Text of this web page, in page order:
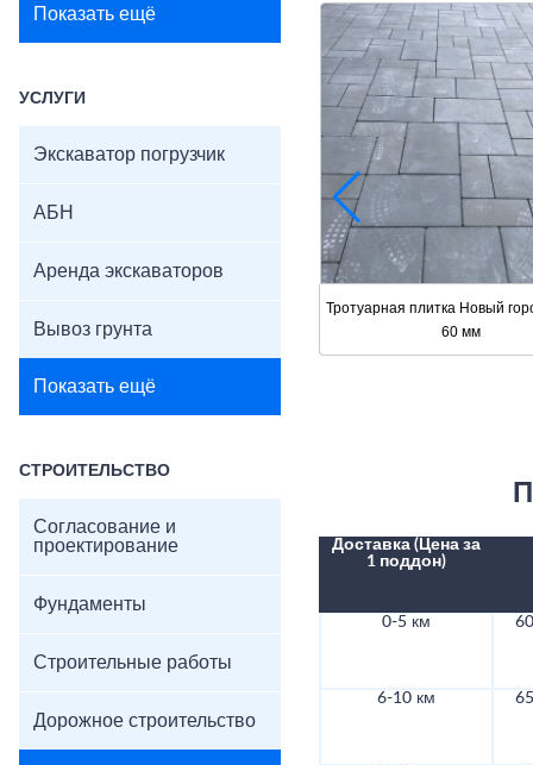
Показать ещё
УСЛУГИ
Экскаватор погрузчик
АБН
Аренда экскаваторов
Вывоз грунта
Показать ещё
СТРОИТЕЛЬСТВО
Согласование и
проектирование
Фундаменты
Строительные работы
Дорожное строительство
Тротуарная плитка Новый
60 мм
Доставка (Цена за
1 поддон)
0-5 км
6-10 км